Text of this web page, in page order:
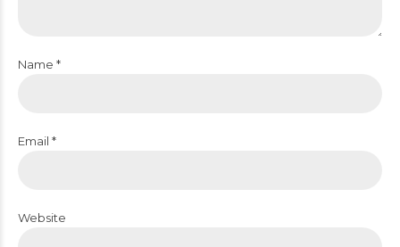
Name *
Email *
Website